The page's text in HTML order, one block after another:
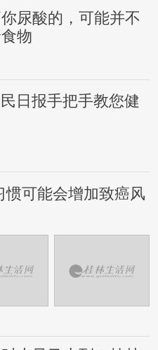
尿酸的，可能并不
物
日报手把手教您健
惯可能会增加致癌风